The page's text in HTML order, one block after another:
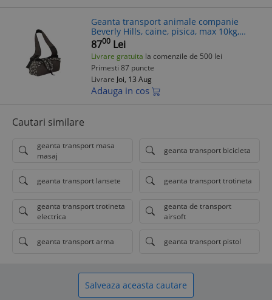
Geanta transport animale companie
Beverly Hills, caine, pisica, max 10kg,
marime L
8700 Lei
Livrare gratuita la comenzile de 500 lei
Primesti 87 puncte
Livrare Joi, 13 Aug
Adauga in cos
Cautari similare
geanta transport masa
masaj
geanta transport bicicleta
geanta transport lansete geanta transport trotineta
geanta transport trotineta
electrica
geanta de transport
airsoft
geanta transport arma geanta transport pistol
Salveaza aceasta cautare